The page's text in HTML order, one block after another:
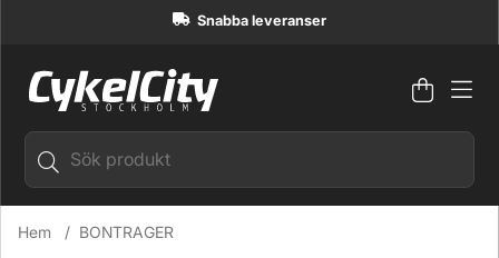
Snabba leveranser
Antal i
.
Hem BONTRAGER